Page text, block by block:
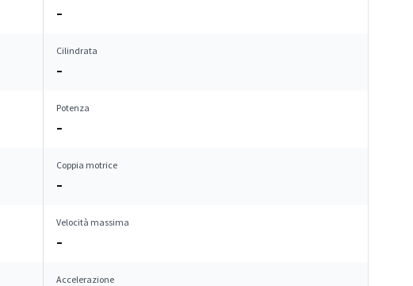
–
Cilindrata
–
Potenza
–
Coppia motrice
–
Velocità massima
–
Accelerazione